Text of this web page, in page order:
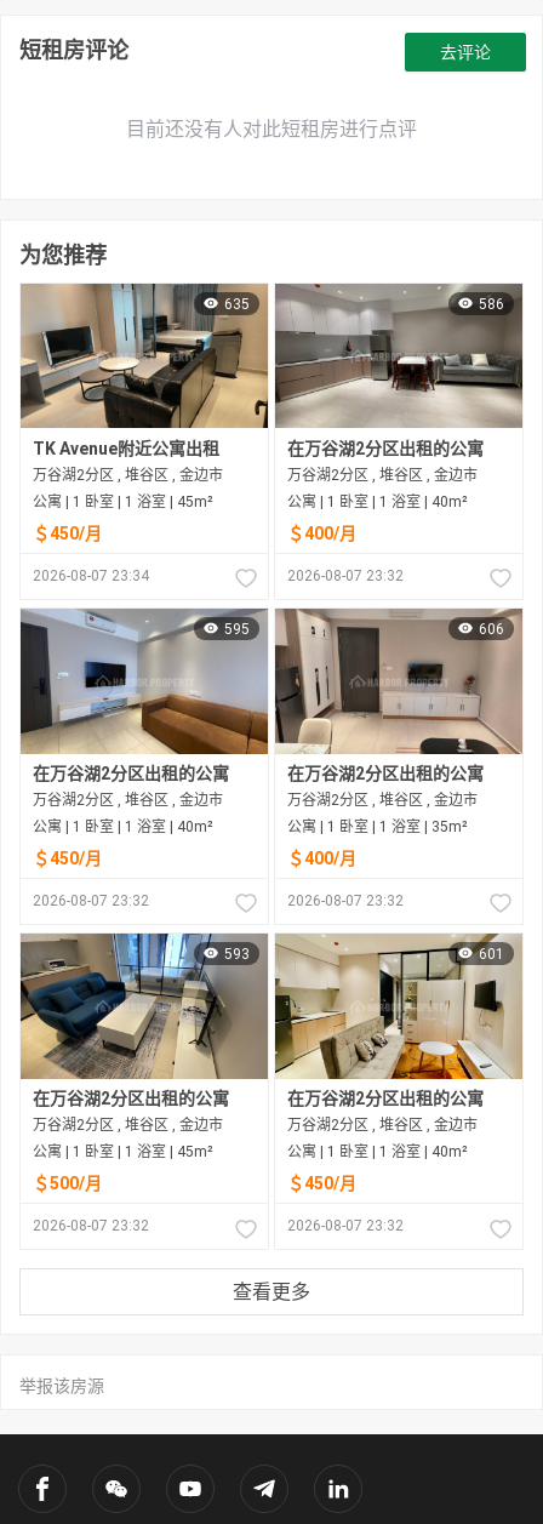
短租房评论
目前还没有人对此短租房进行点评
去评论
为您推荐
635
TK Avenue附近公寓出租
万谷湖2分区 , 堆谷区 , 金边市
公寓 | 1 卧室 | 1 浴室 | 45m²
＄450/月
2026-08-07 23:34
586
在万谷湖2分区出租的公寓
万谷湖2分区 , 堆谷区 , 金边市
公寓 | 1 卧室 | 1 浴室 | 40m²
＄400/月
2026-08-07 23:32
595
在万谷湖2分区出租的公寓
万谷湖2分区 , 堆谷区 , 金边市
公寓 | 1 卧室 | 1 浴室 | 40m²
＄450/月
2026-08-07 23:32
606
在万谷湖2分区出租的公寓
万谷湖2分区 , 堆谷区 , 金边市
公寓 | 1 卧室 | 1 浴室 | 35m²
＄400/月
2026-08-07 23:32
593
在万谷湖2分区出租的公寓
万谷湖2分区 , 堆谷区 , 金边市
公寓 | 1 卧室 | 1 浴室 | 45m²
＄500/月
2026-08-07 23:32
601
在万谷湖2分区出租的公寓
万谷湖2分区 , 堆谷区 , 金边市
公寓 | 1 卧室 | 1 浴室 | 40m²
＄450/月
2026-08-07 23:32
查看更多
举报该房源